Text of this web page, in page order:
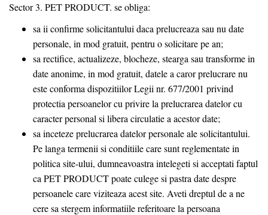
Sector 3. PET PRODUCT. se obliga:
sa ii confirme solicitantului daca prelucreaza sau nu date
personale, in mod gratuit, pentru o solicitare pe an;
sa rectifice, actualizeze, blocheze, stearga sau transforme in
date anonime, in mod gratuit, datele a caror prelucrare nu
este conforma dispozitiilor Legii nr. 677/2001 privind
protectia persoanelor cu privire la prelucrarea datelor cu
caracter personal si libera circulatie a acestor date;
sa inceteze prelucrarea datelor personale ale solicitantului.
Pe langa termenii si conditiile care sunt reglementate in
politica site-ului, dumneavoastra intelegeti si acceptati faptul
ca PET PRODUCT poate culege si pastra date despre
persoanele care viziteaza acest site. Aveti dreptul de a ne
cere sa stergem informatiile referitoare la persoana